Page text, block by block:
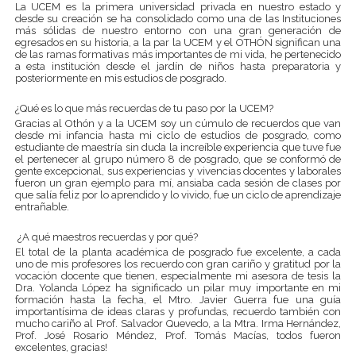
La UCEM es la primera universidad privada en nuestro estado y
desde su creación se ha consolidado como una de las Instituciones
más sólidas de nuestro entorno con una gran generación de
egresados en su historia, a la par la UCEM y el OTHÓN significan una
de las ramas formativas más importantes de mi vida, he pertenecido
a esta institución desde el jardín de niños hasta preparatoria y
posteriormente en mis estudios de posgrado.
¿Qué es lo que más recuerdas de tu paso por la UCEM?
Gracias al Othón y a la UCEM soy un cúmulo de recuerdos que van
desde mi infancia hasta mi ciclo de estudios de posgrado, como
estudiante de maestría sin duda la increíble experiencia que tuve fue
el pertenecer al grupo número 8 de posgrado, que se conformó de
gente excepcional, sus experiencias y vivencias docentes y laborales
fueron un gran ejemplo para mí, ansiaba cada sesión de clases por
que salía feliz por lo aprendido y lo vivido, fue un ciclo de aprendizaje
entrañable.
¿A qué maestros recuerdas y por qué?
El total de la planta académica de posgrado fue excelente, a cada
uno de mis profesores los recuerdo con gran cariño y gratitud por la
vocación docente que tienen, especialmente mi asesora de tesis la
Dra. Yolanda López ha significado un pilar muy importante en mi
formación hasta la fecha, el Mtro. Javier Guerra fue una guía
importantísima de ideas claras y profundas, recuerdo también con
mucho cariño al Prof. Salvador Quevedo, a la Mtra. Irma Hernández,
Prof. José Rosario Méndez, Prof. Tomás Macías, todos fueron
excelentes, gracias!